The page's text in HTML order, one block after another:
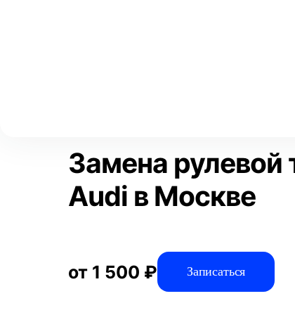
Замена рулевой
Audi в Москве
от 1 500 ₽ Записаться